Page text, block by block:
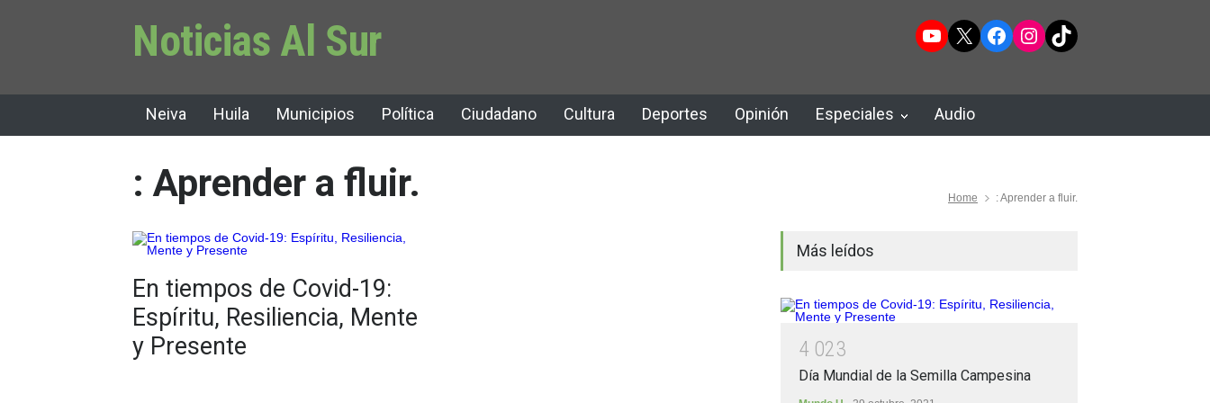
Noticias Al Sur YouTube
X Facebook
Instagram
TikTok
Neiva Huila Municipios Política Ciudadano Cultura Deportes Opinión Especiales Audio
: Aprender a fluir. Home : Aprender a fluir.
En tiempos de Covid-19:
Espíritu, Resiliencia, Mente
y Presente
Más leídos
4 023
Día Mundial de la Semilla Campesina